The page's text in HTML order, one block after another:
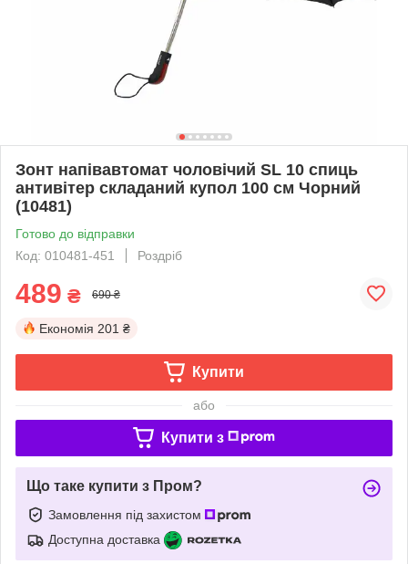
Зонт напівавтомат чоловічий SL 10 спиць
антивітер складаний купол 100 см Чорний
(10481)
Готово до відправки
Код: 010481-451
Роздріб
489 ₴ 690 ₴
Економія 201 ₴
Купити
або
Купити з
Що таке купити з Пром?
Замовлення під захистом
Доступна доставка